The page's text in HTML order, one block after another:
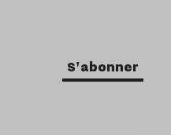
S'abonner